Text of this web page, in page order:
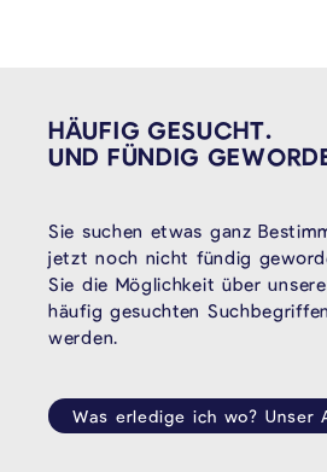
HÄUFIG GESUCHT.
UND FÜNDIG
Sie suchen etwas ganz
jetzt noch nicht fündig
Sie die Möglichkeit über
häufig gesuchten
werden.
Was erledige ich wo? Unser